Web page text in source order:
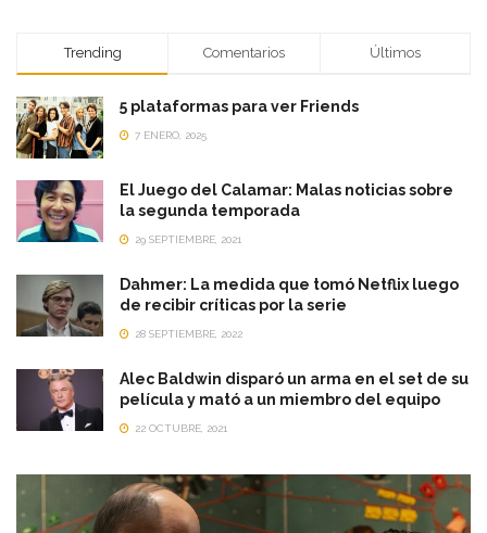
Trending Comentarios Últimos
5 plataformas para ver Friends
7 ENERO, 2025
El Juego del Calamar: Malas noticias sobre
la segunda temporada
29 SEPTIEMBRE, 2021
Dahmer: La medida que tomó Netflix luego
de recibir críticas por la serie
28 SEPTIEMBRE, 2022
Alec Baldwin disparó un arma en el set de su
película y mató a un miembro del equipo
22 OCTUBRE, 2021